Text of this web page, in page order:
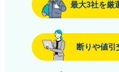
最大3社を厳
断りや値引